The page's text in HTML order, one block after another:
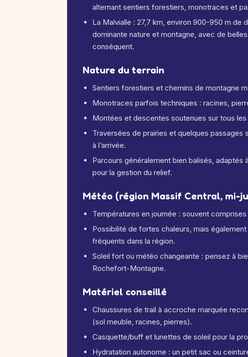
alternant sentiers forestiers, monotraces et
La Malvialle : 27,7 km, environ 900-950 m de
dominante nature et montagne, avec de
conséquent.
Nature du terrain
Sentiers forestiers et chemins de montagne
Monotraces parfois techniques : racines,
Montées et descentes soutenues sur tous
Traversées de prairies et quelques passages
à l’arrivée.
Parcours généralement bien balisés, adaptés
pour la gestion du relief.
Météo (région Massif Central, mi-
Températures en journée : souvent comprises
Possibilité de fortes chaleurs, mais
fréquents dans la région.
Soleil fort ou météo changeante : pensez à
Rochefort-Montagne.
Matériel conseillé
Chaussures de trail à accroche marquée
(sol meuble, racines, pierres).
Casquette/buff et lunettes de soleil pour la
Hydratation autonome : un petit sac ou